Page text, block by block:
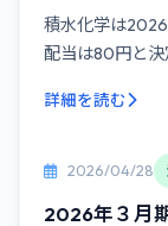
積水化学は
配当は80円と決
詳細を読む
2026/04/28
2026年３月